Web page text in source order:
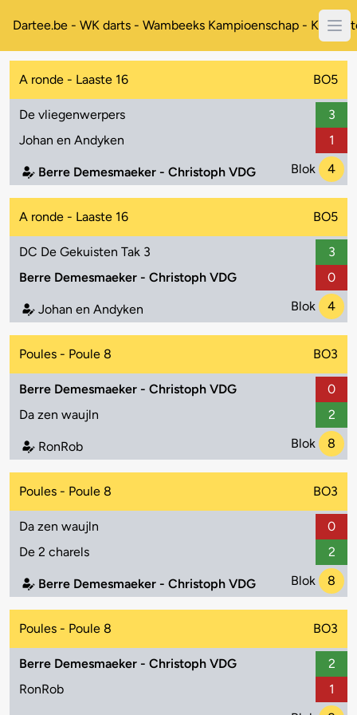
Dartee.be - WK darts - Wambeeks Kampioenschap -
A ronde - Laaste 16 BO5
De vliegenwerpers
3
Johan en Andyken
1
Berre Demesmaeker - Christoph VDG Blok 4
A ronde - Laaste 16 BO5
DC De Gekuisten Tak 3
3
Berre Demesmaeker - Christoph VDG
0
Johan en Andyken Blok 4
Poules - Poule 8 BO3
Berre Demesmaeker - Christoph VDG
0
Da zen waujln
2
RonRob Blok 8
Poules - Poule 8 BO3
Da zen waujln
0
De 2 charels
2
Berre Demesmaeker - Christoph VDG Blok 8
Poules - Poule 8 BO3
Berre Demesmaeker - Christoph VDG
2
RonRob
1